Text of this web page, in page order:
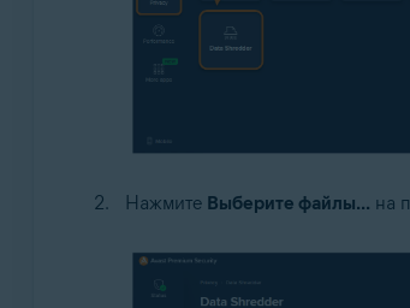
Нажмите Выберите файлы... на